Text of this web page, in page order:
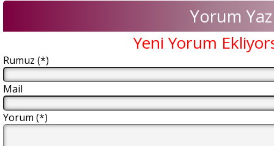
Yorum Yaz
Yeni Yorum
Rumuz (*)
Mail
Yorum (*)